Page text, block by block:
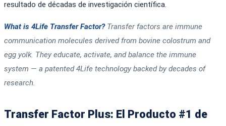
resultado de décadas de investigación científica.
What is 4Life Transfer Factor?Transfer factors are immune
communication molecules derived from bovine colostrum and
egg yolk. They educate, activate, and balance the immune
system — a patented 4Life technology backed by decades of
research.
Transfer Factor Plus: El Producto #1 de